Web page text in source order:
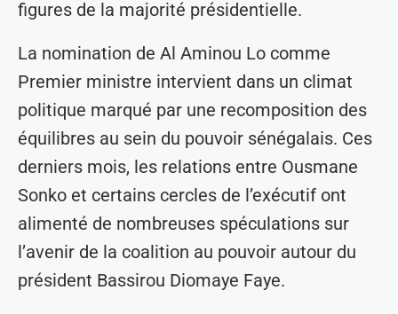
figures de la majorité présidentielle.
La nomination de Al Aminou Lo comme
Premier ministre intervient dans un climat
politique marqué par une recomposition des
équilibres au sein du pouvoir sénégalais. Ces
derniers mois, les relations entre Ousmane
Sonko et certains cercles de l’exécutif ont
alimenté de nombreuses spéculations sur
l’avenir de la coalition au pouvoir autour du
président Bassirou Diomaye Faye.